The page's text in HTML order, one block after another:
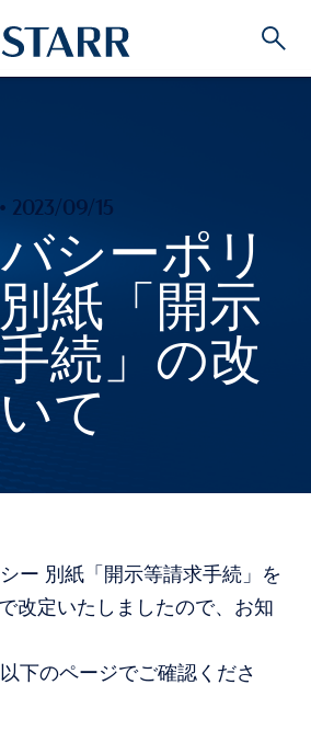
2023/09/15
シーポリ
紙「開示
続」の改
て
ー 別紙「開示等請求手続」を
改定いたしましたので、お知
下のページでご確認くださ